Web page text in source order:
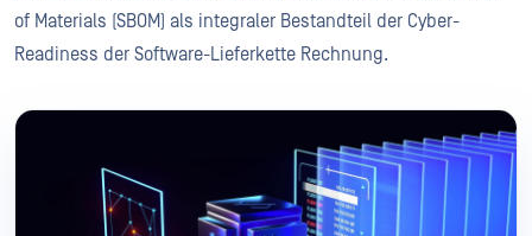
of Materials (SBOM) als integraler Bestandteil der Cyber-
Readiness der Software-Lieferkette Rechnung.